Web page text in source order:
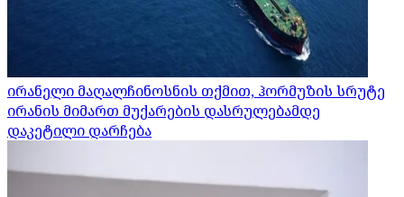
ირანელი მაღალჩინოსნის თქმით, ჰორმუზის სრუტე
ირანის მიმართ მუქარების დასრულებამდე
დაკეტილი დარჩება